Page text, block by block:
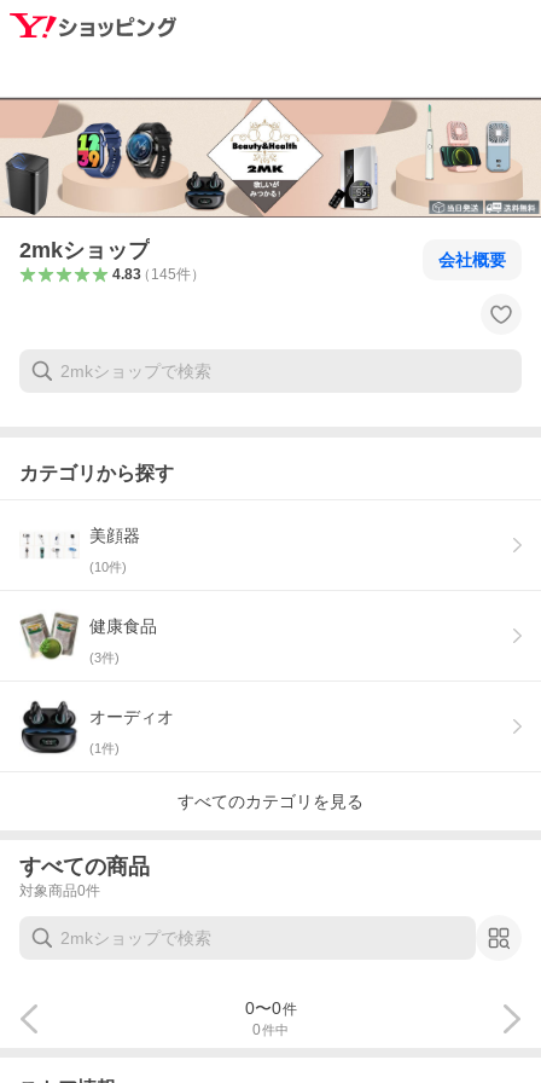
2mkショップ
4.83（ 145件）
会社概要
カテゴリから探す
美顔器
(10件)
健康食品
(3件)
オーディオ
(1件)
すべてのカテゴリを見る
すべての商品
対象商品0件
0件中
0〜0件